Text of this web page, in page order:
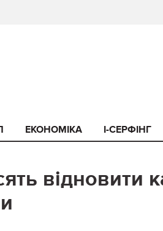
ЕКОНОМІКА I-СЕРФІНГ
відновити